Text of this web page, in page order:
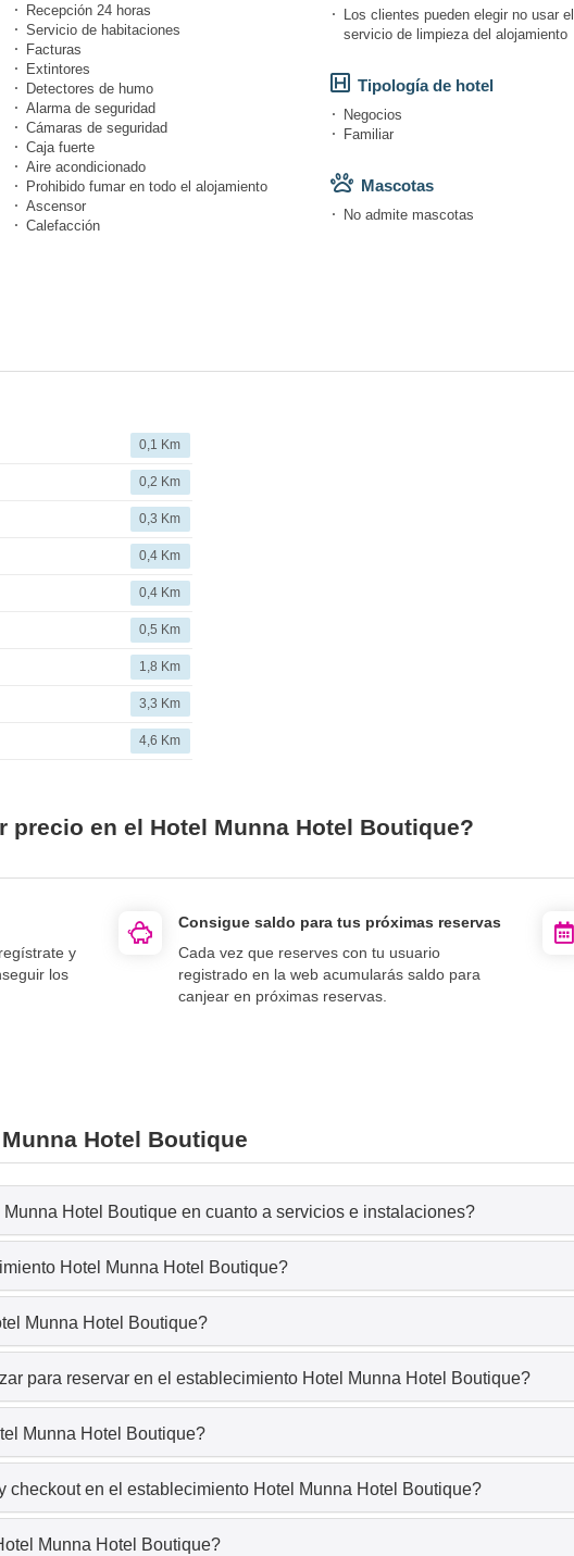
Recepción 24 horas
Servicio de habitaciones
Facturas
Extintores
Detectores de humo
Alarma de seguridad
Cámaras de seguridad
Caja fuerte
Aire acondicionado
Prohibido fumar en todo el alojamiento
Ascensor
Calefacción
Los clientes pueden elegir no usar el
servicio de limpieza del alojamiento
Tipología de hotel
Negocios
Familiar
Mascotas
No admite mascotas
0,1 Km
0,2 Km
0,3 Km
0,4 Km
0,4 Km
0,5 Km
1,8 Km
3,3 Km
4,6 Km
precio en el Hotel Munna Hotel Boutique?
y
los
Consigue saldo para tus próximas reservas
Cada vez que reserves con tu usuario
registrado en la web acumularás saldo para
canjear en próximas reservas.
Hotel Boutique
Hotel Boutique en cuanto a servicios e instalaciones?
Hotel Munna Hotel Boutique?
Munna Hotel Boutique?
para reservar en el establecimiento Hotel Munna Hotel Boutique?
Munna Hotel Boutique?
checkout en el establecimiento Hotel Munna Hotel Boutique?
Munna Hotel Boutique?